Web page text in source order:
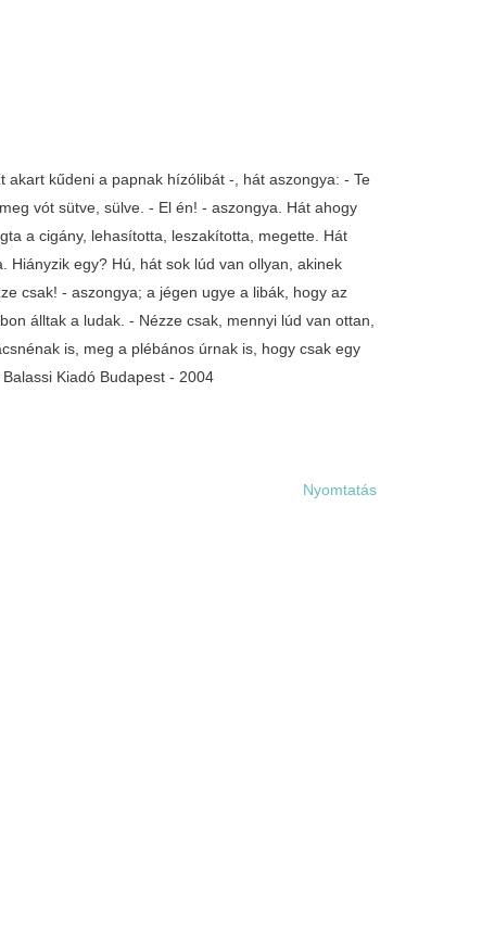
kűdeni a papnak hízólibát -, hát aszongya: - Te
vót sütve, sülve. - El én! - aszongya. Hát ahogy
a cigány, lehasította, leszakította, megette. Hát
Hiányzik egy? Hú, hát sok lúd van ollyan, akinek
csak! - aszongya; a jégen ugye a libák, hogy az
álltak a ludak. - Nézze csak, mennyi lúd van ottan,
is, meg a plébános úrnak is, hogy csak egy
Kiadó Budapest - 2004
Nyomtatás